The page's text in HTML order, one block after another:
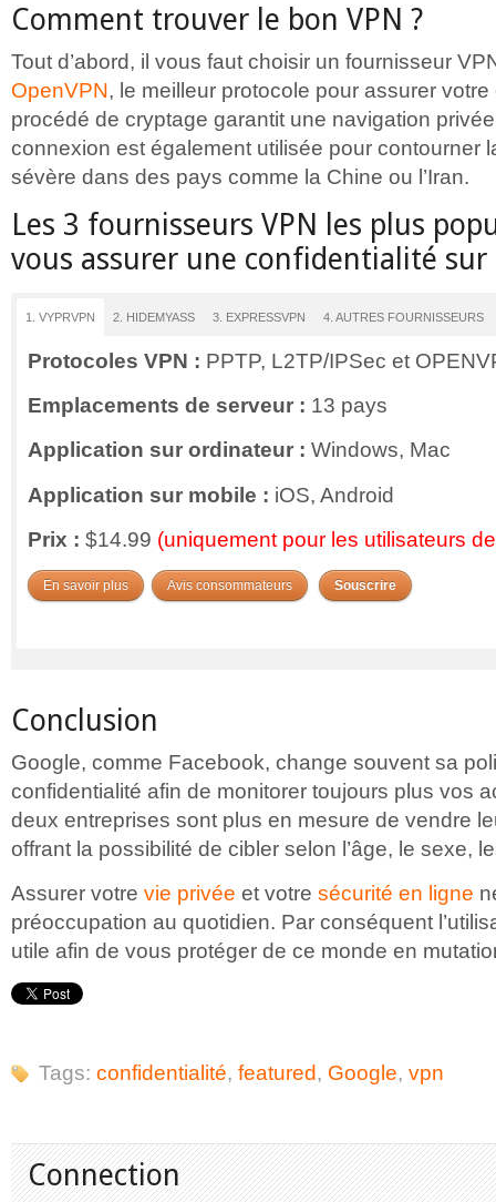
Comment trouver le bon VPN ?
Tout d’abord, il vous faut choisir un fournisseur
OpenVPN, le meilleur protocole pour assurer
procédé de cryptage garantit une navigation
connexion est également utilisée pour contourner
sévère dans des pays comme la Chine ou l’Iran.
Les 3 fournisseurs VPN les plus
vous assurer une confidentialité sur
1. VYPRVPN 2. HIDEMYASS 3. EXPRESSVPN 4. AUTRES FOURNISSEURS
Protocoles VPN : PPTP, L2TP/IPSec et
Emplacements de serveur : 13 pays
Application sur ordinateur : Windows, Mac
Application sur mobile : iOS, Android
Prix : $14.99 (uniquement pour les utilisateurs
En savoir plus Avis consommateurs Souscrire
Conclusion
Google, comme Facebook, change souvent sa
confidentialité afin de monitorer toujours plus vos
deux entreprises sont plus en mesure de vendre
offrant la possibilité de cibler selon l’âge, le sexe,
Assurer votre vie privée et votre sécurité en ligne
préoccupation au quotidien. Par conséquent
utile afin de vous protéger de ce monde en
Tags: confidentialité, featured, Google, vpn
Connection